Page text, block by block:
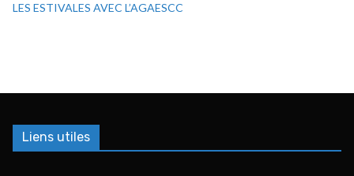
LES ESTIVALES AVEC L’AGAESCC
Liens utiles